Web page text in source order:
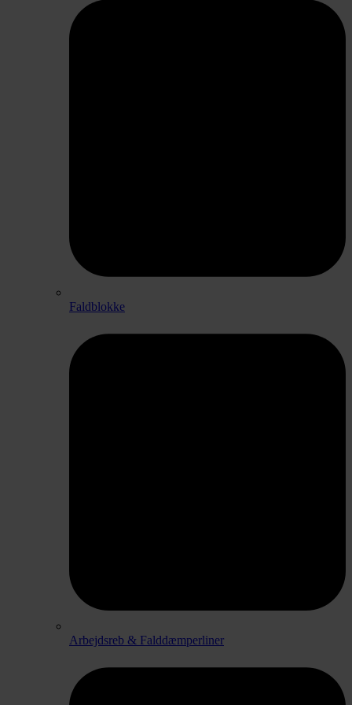
Faldblokke
Arbejdsreb & Falddæmperliner